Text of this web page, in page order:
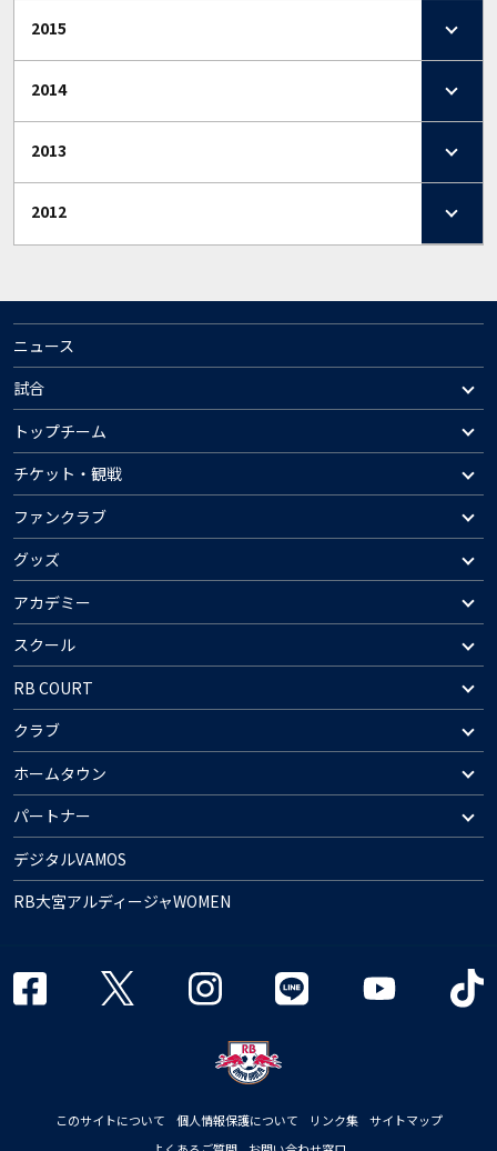
2015
2014
2013
2012
ニュース
試合
トップチーム
チケット・観戦
ファンクラブ
グッズ
アカデミー
スクール
RB COURT
クラブ
ホームタウン
パートナー
デジタルVAMOS
RB大宮アルディージャWOMEN
このサイトについて 個人情報保護について リンク集
サイトマップ